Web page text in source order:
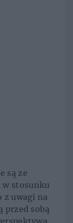
są ze
stosunku
z uwagi na
przed sobą